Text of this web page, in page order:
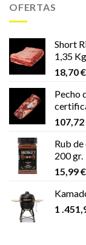
OFERTAS
Short
1,35 Kg
18,70€
Pecho
107,72
Rub
200 gr.
15,99€
1